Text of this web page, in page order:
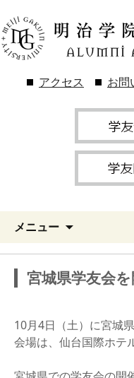
アクセス お問
メニュー
宮城県学友会
10月4日（土）に宮城
会場は、仙台国際ホテ